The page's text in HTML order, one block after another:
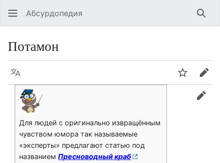
Абсурдопедия
Потамон
Язык
Для людей с оригинально извращённым
чувством юмора так называемые
«эксперты» предлагают статью под
названиемПресноводный краб